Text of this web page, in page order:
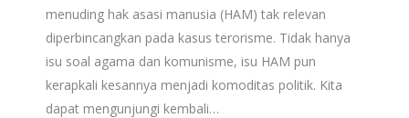
menuding hak asasi manusia (HAM) tak relevan
diperbincangkan pada kasus terorisme. Tidak hanya
isu soal agama dan komunisme, isu HAM pun
kerapkali kesannya menjadi komoditas politik. Kita
dapat mengunjungi kembali…